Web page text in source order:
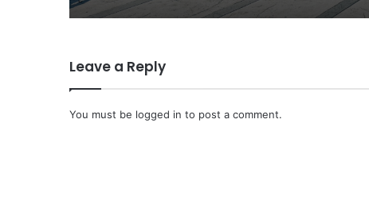
Leave a Reply
You must be logged in to post a comment.